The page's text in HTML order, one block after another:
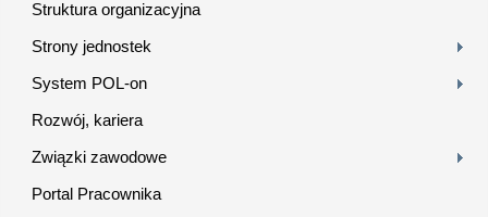
Struktura organizacyjna
Strony jednostek
System POL-on
Rozwój, kariera
Związki zawodowe
Portal Pracownika